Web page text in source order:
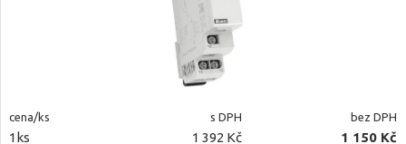
cena/ks s DPH bez DPH
1ks 1 392 Kč 1 150 Kč